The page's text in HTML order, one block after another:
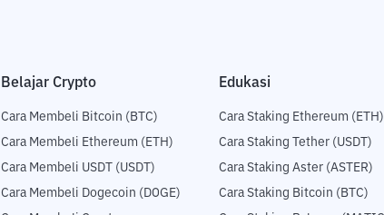
Belajar Crypto
Cara Membeli Bitcoin (BTC)
Cara Membeli Ethereum (ETH)
Cara Membeli USDT (USDT)
Cara Membeli Dogecoin (DOGE)
Edukasi
Cara Staking Ethereum (ETH)
Cara Staking Tether (USDT)
Cara Staking Aster (ASTER)
Cara Staking Bitcoin (BTC)